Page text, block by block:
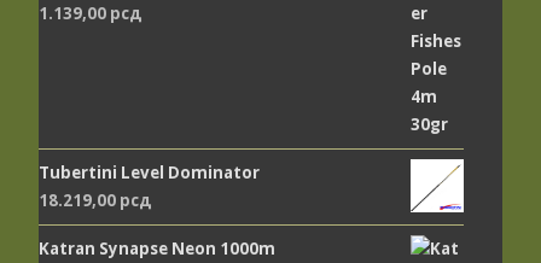
1.139,00 рсд
Tubertini Level Dominator
18.219,00 рсд
Katran Synapse Neon 1000m